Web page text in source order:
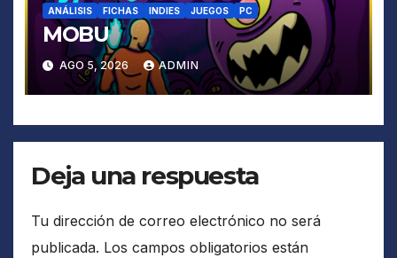
ANÁLISIS FICHAS INDIES JUEGOS PC
MOBU
AGO 5, 2026 ADMIN
Deja una respuesta
Tu dirección de correo electrónico no será
publicada. Los campos obligatorios están